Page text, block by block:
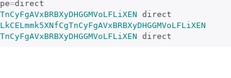
=
direct
direct